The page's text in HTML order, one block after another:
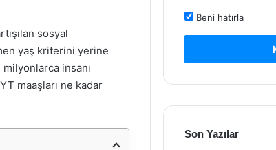
sosyal
yaş kriterini yerine
insanı
maaşları ne kadar
Beni hatırla
Son Yazılar